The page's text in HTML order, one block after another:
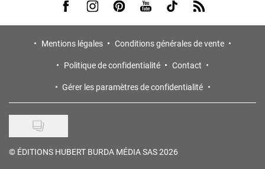
Visit us on Facebook
Visit us on Instagram
Visit us on Pinterest
Visit us on Youtube
Visit us on Tiktok
Visit us on Rss
Mentions légales
Conditions générales de vente
Politique de confidentialité
Contact
Gérer les paramètres de confidentialité
© ÉDITIONS HUBERT BURDA MÉDIA SAS 2026